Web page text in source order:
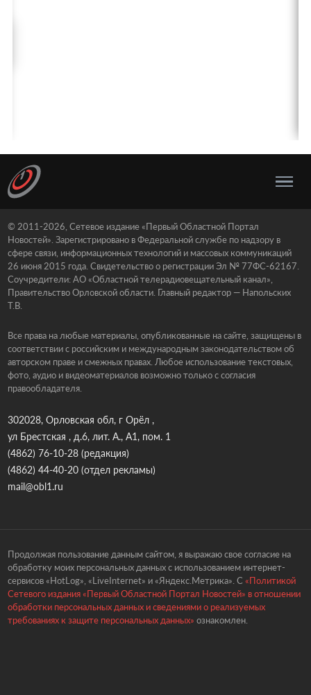
© 2011-2026, Сетевое издание «Первый Областной Портал
Новостей». Зарегистрировано в Федеральной службе по надзору в
сфере связи, информационных технологий и массовых коммуникаций
26 июня 2015 года. Свидетельство о регистрации Эл № 77ФС-62167.
Соучредители: АО «Областной телерадиовещательный канал»,
Правительство Орловской области. Главный редактор — Напольских
Т.В.
Все права на любые материалы, опубликованные на сайте, защищены в
соответствии с российским и международным законодательством об
авторском праве и смежных правах. Любое использование текстовых,
фото, аудио и видеоматериалов возможно только с согласия
правообладателя.
302028, Орловская обл, г Орёл ,
ул Брестская , д.6, лит. А., А1, пом. 1
(4862) 76-10-28(редакция)
(4862) 44-40-20(отдел рекламы)
mail@obl1.ru
Продолжая пользование данным сайтом, я выражаю свое согласие на
обработку моих персональных данных с использованием интернет-
сервисов «HotLog», «LiveInternet» и «Яндекс.Метрика». С «Политикой
Сетевого издания «Первый Областной Портал Новостей» в отношении
обработки персональных данных и сведениями о реализуемых
требованиях к защите персональных данных» ознакомлен.